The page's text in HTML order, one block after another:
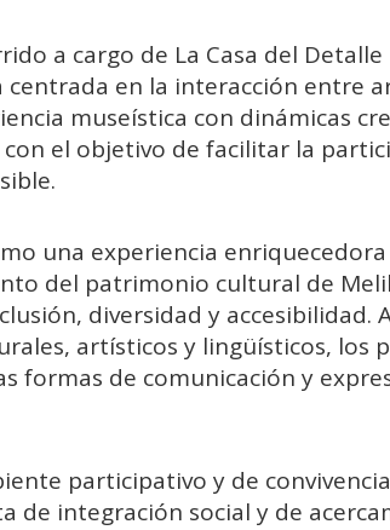
a cargo de La Casa del
en la interacción entre
museística con dinámicas
el objetivo de facilitar la
una experiencia
del patrimonio cultural de
diversidad y accesibilidad.
artísticos y lingüísticos, los
formas de comunicación y
participativo y de
de integración social y de